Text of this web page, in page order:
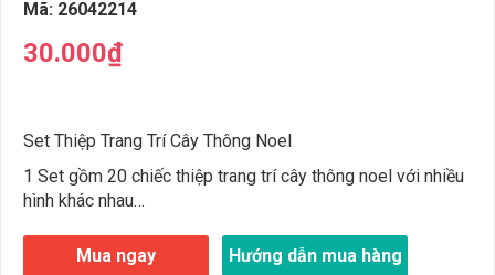
Mã: 26042214
30.000₫
Set Thiệp Trang Trí Cây Thông Noel
1 Set gồm 20 chiếc thiệp trang trí cây thông noel với nhiều
hình khác nhau…
Mua ngay Hướng dẫn mua hàng